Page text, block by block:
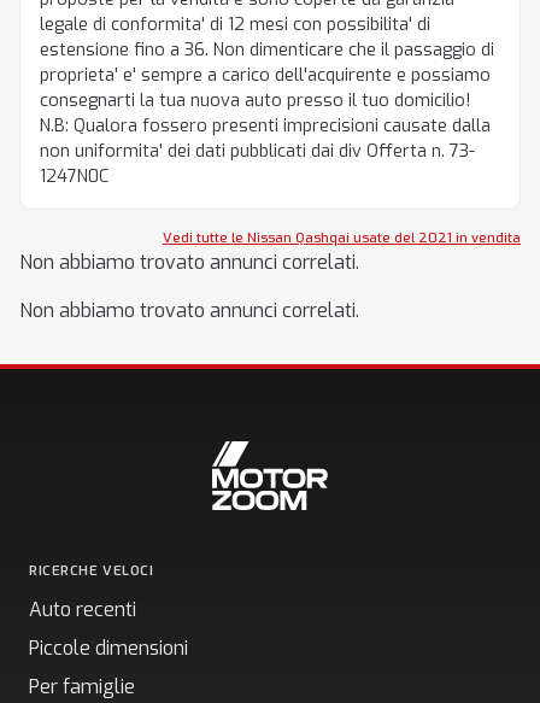
legale di conformita' di 12 mesi con possibilita' di
estensione fino a 36. Non dimenticare che il passaggio di
proprieta' e' sempre a carico dell'acquirente e possiamo
consegnarti la tua nuova auto presso il tuo domicilio!
N.B: Qualora fossero presenti imprecisioni causate dalla
non uniformita' dei dati pubblicati dai div Offerta n. 73-
1247N0C
Vedi tutte le Nissan Qashqai usate del 2021 in vendita
Non abbiamo trovato annunci correlati.
Non abbiamo trovato annunci correlati.
RICERCHE VELOCI
Auto recenti
Piccole dimensioni
Per famiglie